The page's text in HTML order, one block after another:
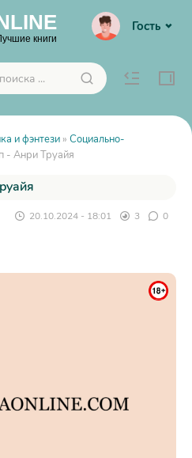
книги
Гость
и фэнтези » Социально-
- Анри Труайя
20.10.2024 - 18:01 3 0